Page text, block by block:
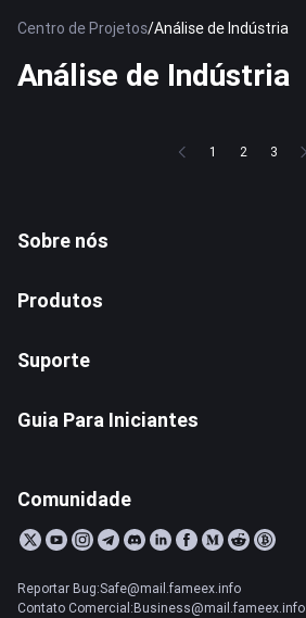
Centro de Projetos/Análise de Indústria
Análise de Indústria
1 2 3
Sobre nós
Produtos
Suporte
Guia Para Iniciantes
Comunidade
Reportar Bug:Safe@mail.fameex.info
Contato Comercial:Business@mail.fameex.info